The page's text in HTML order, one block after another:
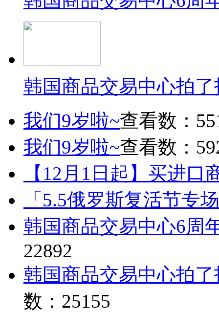
韩国商品交易中心拍
我们9岁啦~查看数：
我们9岁啦~查看数：
【12月1日起】买进口
「5.5俄罗斯复活节专
韩国商品交易中心6周
22892
韩国商品交易中心拍
数：25155